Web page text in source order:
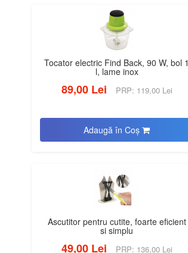
Tocator electric Find Back, 90 W, bol 1
l, lame inox
89,00 Lei PRP: 119,00 Lei
Adaugă în Coş
Ascutitor pentru cutite, foarte eficient
si simplu
49,00 Lei PRP: 136,00 Lei